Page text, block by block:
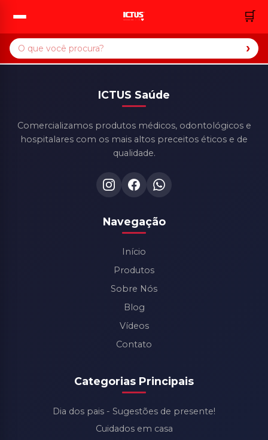
ICTUS Saúde
Comercializamos produtos médicos, odontológicos e
hospitalares com os mais altos preceitos éticos e de
qualidade.
Navegação
Início
Produtos
Sobre Nós
Blog
Vídeos
Contato
Categorias Principais
Dia dos pais - Sugestões de presente!
Cuidados em casa
🛒
›